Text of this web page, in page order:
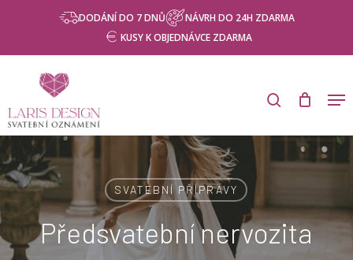
contentProducts
search
DODÁNÍ DO 7 DNŮ
NÁVRH DO 24H ZDARMA
KUSY K OBJEDNÁVCE ZDARMA
search
SVATEBNÍ PŘÍPRAVY
Předsvatební nervozita